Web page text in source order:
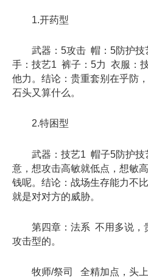
1.开药型
武器：5攻击 帽：5防护技
手：技艺1 裤子：5力 衣服：
他力。结论：贵重套别在乎防
石头又算什么。
2.特困型
武器：技艺1 帽子5防护技
意，想攻击高敏就低点，想敏
钱呢。结论：战场生存能力不
就是对对方的威胁。
第四章：法系 不用多说，
攻击型的。
牧师/祭司 全精加点，头上